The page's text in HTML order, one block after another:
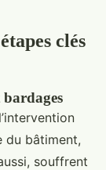
clés
bardages
du bâtiment,
souffrent